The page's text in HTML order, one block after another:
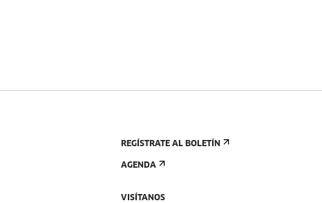
REGÍSTRATE AL BOLETÍN
AGENDA
VISÍTANOS